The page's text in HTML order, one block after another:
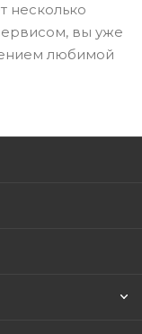
несколько
вы уже
любимой